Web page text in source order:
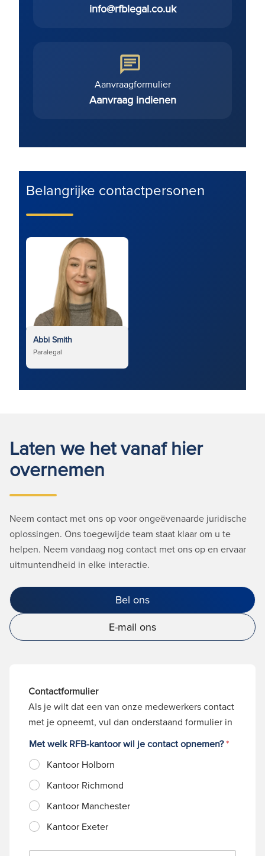
info@rfblegal.co.uk
Aanvraagformulier
Aanvraag indienen
Belangrijke contactpersonen
Abbi Smith
Paralegal
Laten we het vanaf hier
overnemen
Neem contact met ons op voor ongeëvenaarde juridische
oplossingen. Ons toegewijde team staat klaar om u te
helpen. Neem vandaag nog contact met ons op en ervaar
uitmuntendheid in elke interactie.
Bel ons
E-mail ons
Contactformulier
Als je wilt dat een van onze medewerkers contact
met je opneemt, vul dan onderstaand formulier in
Met welk RFB-kantoor wil je contact opnemen?*
Kantoor Holborn
Kantoor Richmond
Kantoor Manchester
Kantoor Exeter